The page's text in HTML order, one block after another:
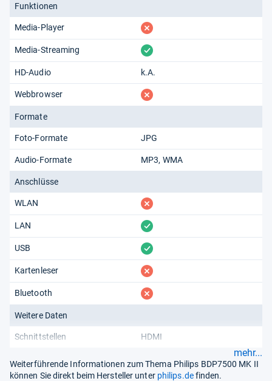
Funktionen
Media-Player fehlt
Media-Streaming vorhanden
HD-Audio k.A.
Webbrowser fehlt
Formate
Foto-Formate JPG
Audio-Formate MP3 WMA
Anschlüsse
WLAN fehlt
LAN vorhanden
USB vorhanden
Kartenleser fehlt
Bluetooth fehlt
Weitere Daten
Schnittstellen HDMI
mehr...
Weiterführende Informationen zum Thema Philips BDP7500 MK II
können Sie direkt beim Hersteller unter philips.definden.